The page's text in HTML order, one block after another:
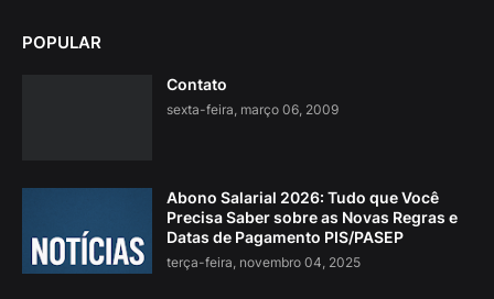
POPULAR
Contato
sexta-feira, março 06, 2009
Abono Salarial 2026: Tudo que Você
Precisa Saber sobre as Novas Regras e
Datas de Pagamento PIS/PASEP
terça-feira, novembro 04, 2025